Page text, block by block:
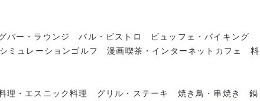
バー・ラウンジ バル・ビストロ
ビュッフェ・バイキング
シミュレーションゴルフ 漫画喫茶・インターネットカフェ
理・エスニック料理 グリル・ステーキ 焼き鳥・串焼き